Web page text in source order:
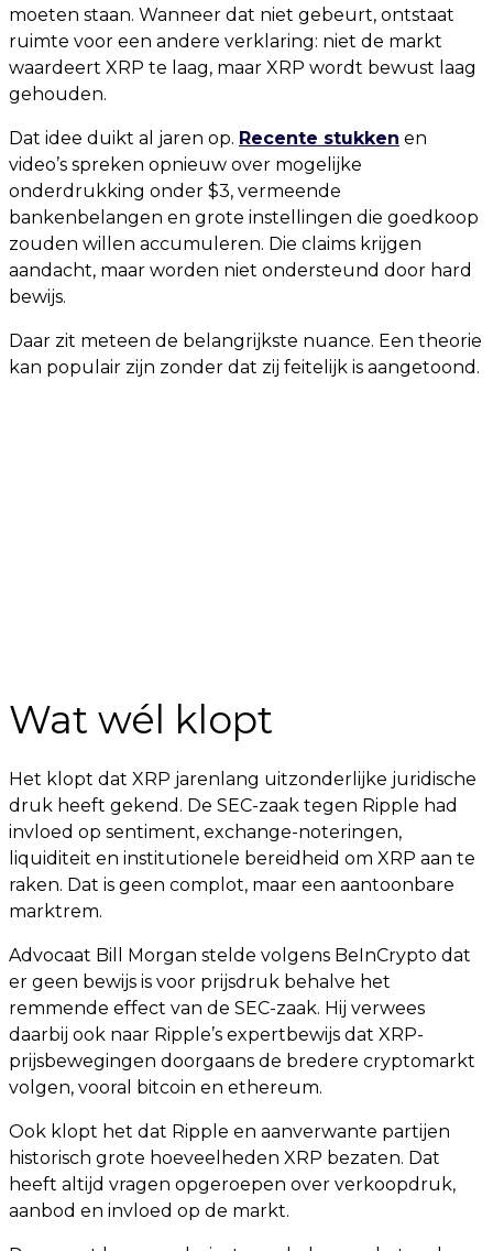
moeten staan. Wanneer dat niet gebeurt, ontstaat
ruimte voor een andere verklaring: niet de markt
waardeert XRP te laag, maar XRP wordt bewust laag
gehouden.
Dat idee duikt al jaren op. Recente stukken en
video’s spreken opnieuw over mogelijke
onderdrukking onder $3, vermeende
bankenbelangen en grote instellingen die goedkoop
zouden willen accumuleren. Die claims krijgen
aandacht, maar worden niet ondersteund door hard
bewijs.
Daar zit meteen de belangrijkste nuance. Een theorie
kan populair zijn zonder dat zij feitelijk is aangetoond.
Wat wél klopt
Het klopt dat XRP jarenlang uitzonderlijke juridische
druk heeft gekend. De SEC-zaak tegen Ripple had
invloed op sentiment, exchange-noteringen,
liquiditeit en institutionele bereidheid om XRP aan te
raken. Dat is geen complot, maar een aantoonbare
marktrem.
Advocaat Bill Morgan stelde volgens BeInCrypto dat
er geen bewijs is voor prijsdruk behalve het
remmende effect van de SEC-zaak. Hij verwees
daarbij ook naar Ripple’s expertbewijs dat XRP-
prijsbewegingen doorgaans de bredere cryptomarkt
volgen, vooral bitcoin en ethereum.
Ook klopt het dat Ripple en aanverwante partijen
historisch grote hoeveelheden XRP bezaten. Dat
heeft altijd vragen opgeroepen over verkoopdruk,
aanbod en invloed op de markt.